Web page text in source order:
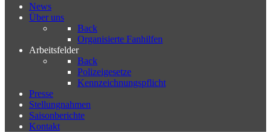
News
Über uns
Back
Organisierte Fanhilfen
Arbeitsfelder
Back
Polizeigesetze
Kennzeichnungspflicht
Presse
Stellungnahmen
Saisonberichte
Kontakt